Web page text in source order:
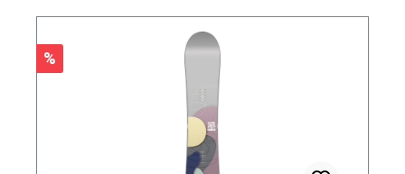
Rabatt
%